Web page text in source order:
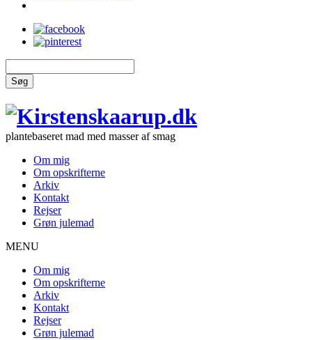
Søg
plantebaseret mad med masser af smag
Om mig
Om opskrifterne
Arkiv
Kontakt
Rejser
Grøn julemad
MENU
Om mig
Om opskrifterne
Arkiv
Kontakt
Rejser
Grøn julemad